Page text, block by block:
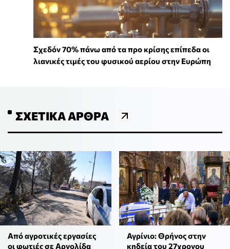
Σχεδόν 70% πάνω από τα προ κρίσης επίπεδα οι
λιανικές τιμές του φυσικού αερίου στην Ευρώπη
ΣΧΕΤΙΚΆ ΆΡΘΡΑ
Από αγροτικές εργασίες
οι φωτιές σε Αργολίδα
Αγρίνιο: Θρήνος στην
κηδεία του 27χρονου